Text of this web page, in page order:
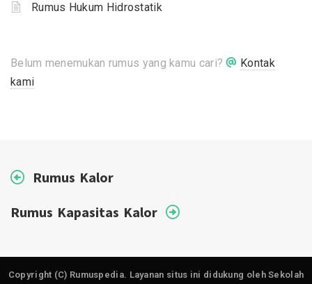
Rumus Hukum Hidrostatik
Belum menemukan rumus yang kamu cari?
Kontak
kami
Rumus Kalor
Rumus Kapasitas Kalor
Copyright (C) Rumuspedia. Layanan situs ini didukung oleh Sekolah